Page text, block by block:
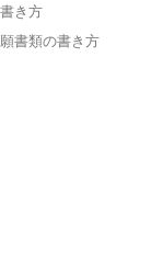
き方
書類の書き方